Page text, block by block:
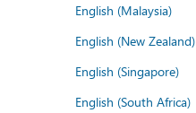
English (Malaysia)
English (New Zealand)
English (Singapore)
English (South Africa)